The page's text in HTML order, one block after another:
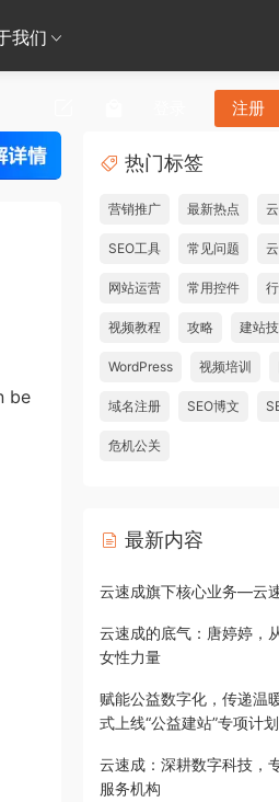
我们
注册
be
热门标签
营销推广 最新热点
SEO工具 常见问题
网站运营 常用控件
视频教程 攻略 建站
WordPress 视频培训
域名注册 SEO博文
危机公关
最新内容
云速成旗下核心业务—云
云速成的底气：唐婷婷，
女性力量
赋能公益数字化，传递温
式上线“公益建站”专项计划
云速成：深耕数字科技，
服务机构